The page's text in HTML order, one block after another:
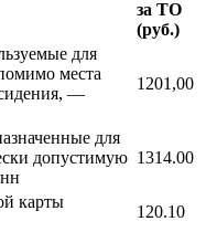
за ТО
(руб.)
для
места
сидения, —
1201,00
для
допустимую 1314.00
карты
120.10